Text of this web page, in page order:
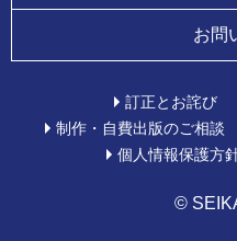
お問
訂正とお詫び
制作・自費出版のご相談
個人情報保護方
©